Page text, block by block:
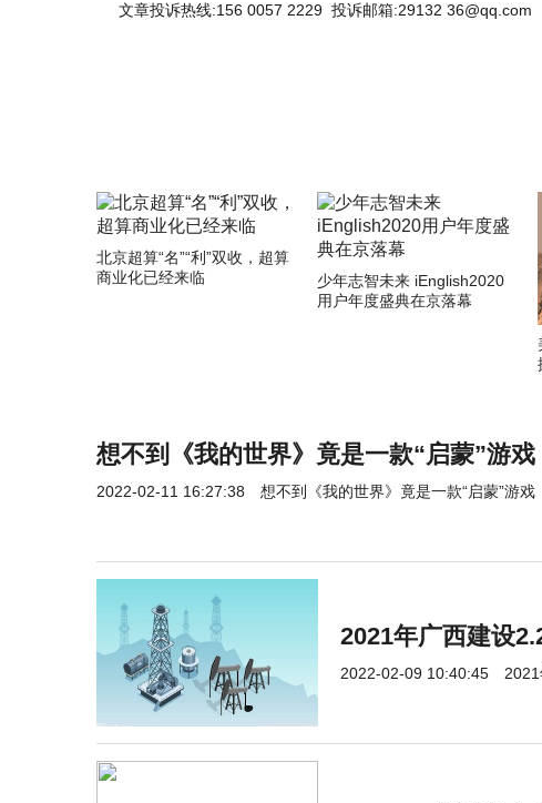
文章投诉热线:156 0057 2229 投诉邮箱:29132 36@qq.com
北京超算“名”“利”双收，超算
商业化已经来临
少年志智未来 iEnglish2020
用户年度盛典在京落幕
想不到《我的世界》竟是一款“启蒙”游戏
2022-02-11 16:27:38 想不到《我的世界》竟是一款“启蒙”游戏
2021年广西建设
2022-02-09 10:40:45